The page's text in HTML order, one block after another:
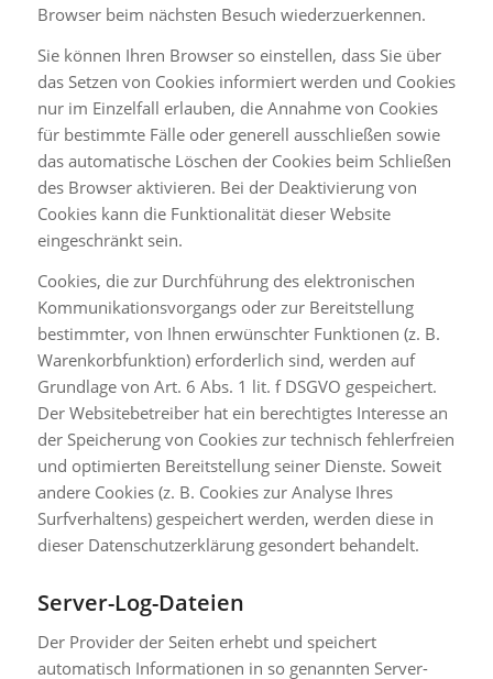
Browser beim nächsten Besuch wiederzuerkennen.
Sie können Ihren Browser so einstellen, dass Sie über
das Setzen von Cookies informiert werden und Cookies
nur im Einzelfall erlauben, die Annahme von Cookies
für bestimmte Fälle oder generell ausschließen sowie
das automatische Löschen der Cookies beim Schließen
des Browser aktivieren. Bei der Deaktivierung von
Cookies kann die Funktionalität dieser Website
eingeschränkt sein.
Cookies, die zur Durchführung des elektronischen
Kommunikationsvorgangs oder zur Bereitstellung
bestimmter, von Ihnen erwünschter Funktionen (z. B.
Warenkorbfunktion) erforderlich sind, werden auf
Grundlage von Art. 6 Abs. 1 lit. f DSGVO gespeichert.
Der Websitebetreiber hat ein berechtigtes Interesse an
der Speicherung von Cookies zur technisch fehlerfreien
und optimierten Bereitstellung seiner Dienste. Soweit
andere Cookies (z. B. Cookies zur Analyse Ihres
Surfverhaltens) gespeichert werden, werden diese in
dieser Datenschutzerklärung gesondert behandelt.
Server-Log-Dateien
Der Provider der Seiten erhebt und speichert
automatisch Informationen in so genannten Server-